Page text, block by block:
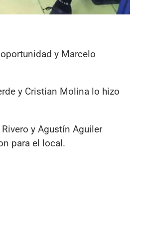
y Marcelo
y Cristian Molina lo hizo
y Agustín Aguiler
para el local.